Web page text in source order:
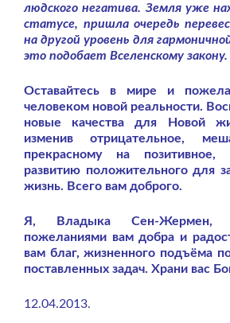
людского негатива. Земля уже
статусе, пришла очередь
на другой уровень для
это подобает Вселенскому закону.
Оставайтесь в мире и
человеком новой реальности.
новые качества для Новой
изменив отрицательное,
прекрасному на позитивное,
развитию положительного для
жизнь. Всего вам доброго.
Я, Владыка Сен-Жермен,
пожеланиями вам добра и
вам благ, жизненного подъёма
поставленных задач. Храни вас
12.04.2013.